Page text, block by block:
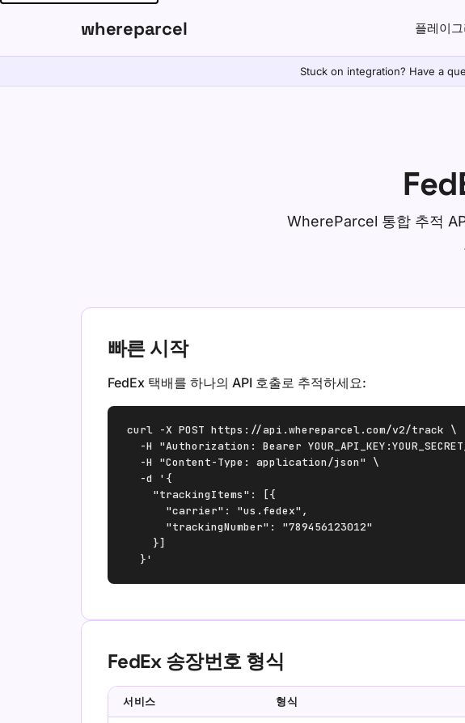
whereparcel 플레이
Stuck on integration? Have a
WhereParcel 통합 추적
빠른 시작
FedEx 택배를 하나의 API 호출로 추적하세요:
curl -X POST https://api.whereparcel.com/v2/track \
-H "Authorization: Bearer
  -H "Content-Type: application/json" \
  -d '{
    "trackingItems": [{
      "carrier": "us.fedex",
      "trackingNumber": "789456123012"
    }]
  }'
FedEx 송장번호 형식
서비스 형식